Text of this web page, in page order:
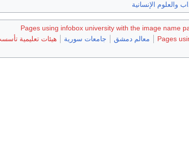
والعلوم الإنسانية
Pages using infobox university with the image name
Pages
معالم دمشق جامعات سورية هيئات تعليمية تأسست